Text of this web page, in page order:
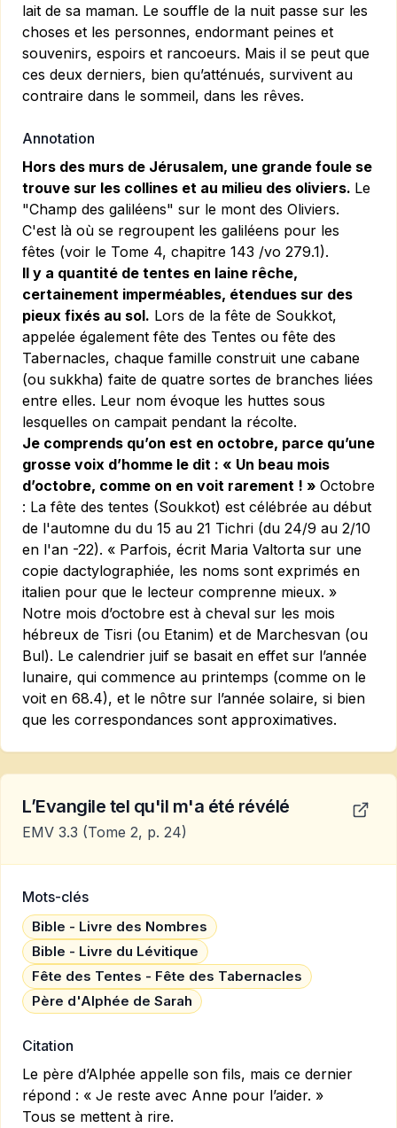
lait de sa maman. Le souffle de la nuit passe sur les
choses et les personnes, endormant peines et
souvenirs, espoirs et rancoeurs. Mais il se peut que
ces deux derniers, bien qu’atténués, survivent au
contraire dans le sommeil, dans les rêves.
Annotation
Hors des murs de Jérusalem, une grande foule se
trouve sur les collines et au milieu des oliviers. Le
"Champ des galiléens" sur le mont des Oliviers.
C'est là où se regroupent les galiléens pour les
fêtes (voir le Tome 4, chapitre 143 /vo 279.1).
Il y a quantité de tentes en laine rêche,
certainement imperméables, étendues sur des
pieux fixés au sol. Lors de la fête de Soukkot,
appelée également fête des Tentes ou fête des
Tabernacles, chaque famille construit une cabane
(ou sukkha) faite de quatre sortes de branches liées
entre elles. Leur nom évoque les huttes sous
lesquelles on campait pendant la récolte.
Je comprends qu’on est en octobre, parce qu’une
grosse voix d’homme le dit : « Un beau mois
d’octobre, comme on en voit rarement ! » Octobre
: La fête des tentes (Soukkot) est célébrée au début
de l'automne du du 15 au 21 Tichri (du 24/9 au 2/10
en l'an -22). « Parfois, écrit Maria Valtorta sur une
copie dactylographiée, les noms sont exprimés en
italien pour que le lecteur comprenne mieux. »
Notre mois d’octobre est à cheval sur les mois
hébreux de Tisri (ou Etanim) et de Marchesvan (ou
Bul). Le calendrier juif se basait en effet sur l’année
lunaire, qui commence au printemps (comme on le
voit en 68.4), et le nôtre sur l’année solaire, si bien
que les correspondances sont approximatives.
L’Evangile tel qu'il m'a été révélé
EMV 3.3 (Tome 2, p. 24)
Mots-clés
Bible - Livre des Nombres
Bible - Livre du Lévitique
Fête des Tentes - Fête des Tabernacles
Père d'Alphée de Sarah
Citation
Le père d’Alphée appelle son fils, mais ce dernier
répond : « Je reste avec Anne pour l’aider. »
Tous se mettent à rire.